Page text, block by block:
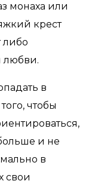
монаха или
крест
либо
любви.
в
чтобы
и не
в
свои